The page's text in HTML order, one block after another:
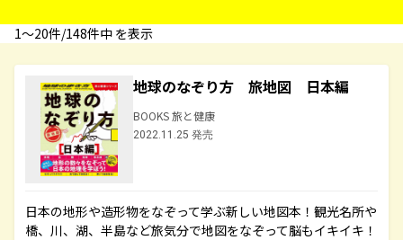
1〜20件/148件中 を表示
地球のなぞり方 旅地図 日本編
BOOKS 旅と健康
2022.11.25 発売
日本の地形や造形物をなぞって学ぶ新しい地図本！観光名所や
橋、川、湖、半島など旅気分で地図をなぞって脳もイキイキ！